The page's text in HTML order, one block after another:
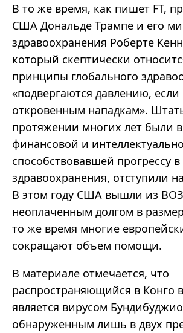
В то же время, как пишет FT,
США Дональде Трампе и его
здравоохранения Роберте
который скептически
принципы глобального
«подвергаются давлению, если
откровенным нападкам».
протяжении многих лет были
финансовой и
способствовавшей прогрессу в
здравоохранения, отступили
В этом году США вышли из
неоплаченным долгом в
то же время многие
сокращают объем помощи.
В материале отмечается, что
распространяющийся в Конго
является вирусом
обнаруженным лишь в двух